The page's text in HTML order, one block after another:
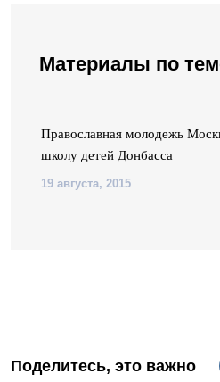
Материалы по
Православная молодежь
школу детей Донбасса
19 августа, 2015
Поделитесь, это важно